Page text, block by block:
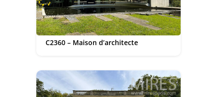
C2360 – Maison d’architecte